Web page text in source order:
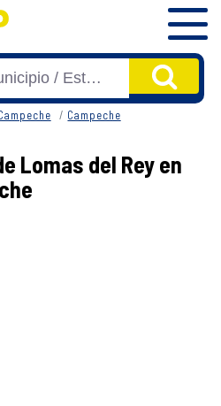
Campeche
Lomas del Rey en